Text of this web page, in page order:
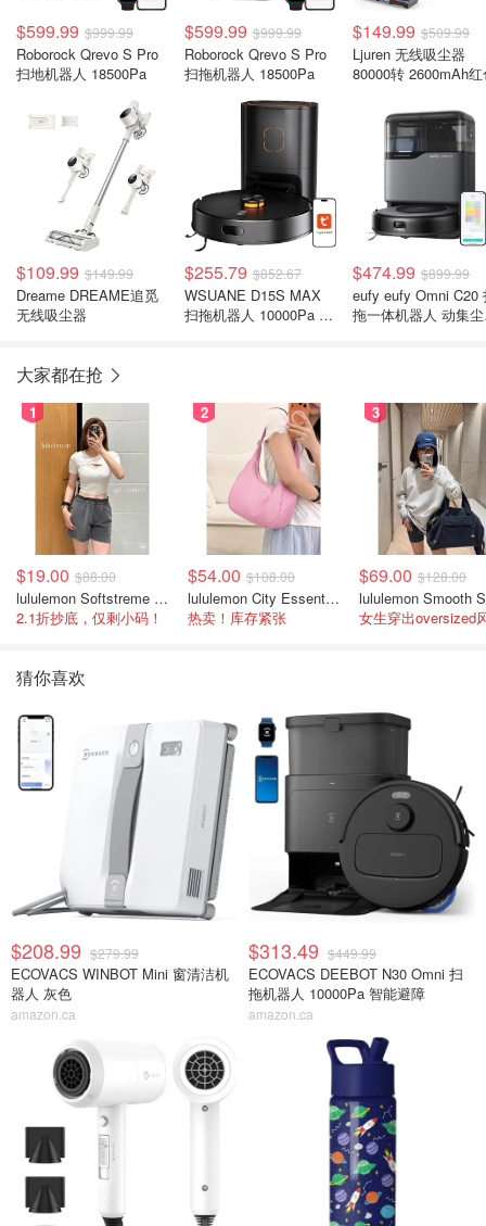
$599.99 $999.99
Roborock Qrevo S Pro
扫地机器人 18500Pa
$599.99 $999.99
Roborock Qrevo S Pro
扫拖机器人 18500Pa
$149.99 $509.99
Ljuren 无线吸尘器
80000转 2600mAh
$109.99 $149.99
Dreame DREAME追觅
无线吸尘器
$255.79 $852.67
WSUANE D15S MAX
扫拖机器人 10000Pa 90
$474.99 $899.99
eufy eufy Omni C20
拖一体机器人 动集
大家都在抢
1
$19.00 $88.00
lululemon Softstreme 女士高腰短裤 10cm
2.1折抄底，仅剩小码！
2
$54.00 $108.00
lululemon City Essentials 肩背包 4L
热卖！库存紧张
3
$69.00 $128.00
女生穿出oversized
猜你喜欢
$208.99 $279.99
ECOVACS WINBOT Mini 窗清洁机
器人 灰色
amazon.ca
$313.49 $449.99
ECOVACS DEEBOT N30 Omni 扫
拖机器人 10000Pa 智能避障
amazon.ca